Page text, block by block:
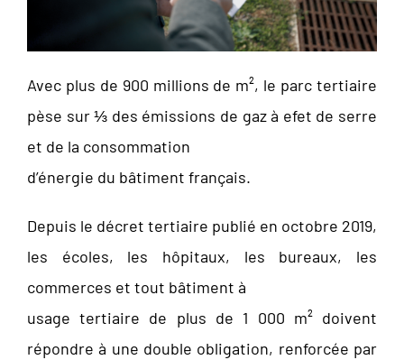
Avec plus de 900 millions de m², le parc tertiaire
pèse sur ⅓ des émissions de gaz à efet de serre
et de la consommation
d’énergie du bâtiment français.
Depuis le décret tertiaire publié en octobre 2019,
les écoles, les hôpitaux, les bureaux, les
commerces et tout bâtiment à
usage tertiaire de plus de 1 000 m² doivent
répondre à une double obligation, renforcée par